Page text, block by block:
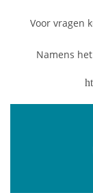
Voor vragen
Namens